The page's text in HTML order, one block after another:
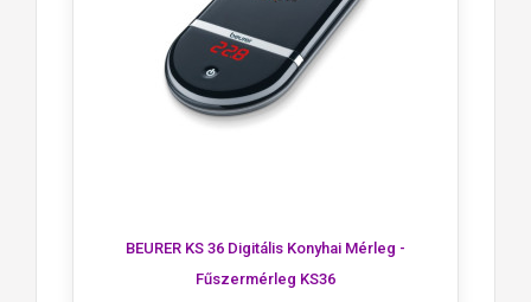
BEURER KS 36 Digitális Konyhai Mérleg -
Fűszermérleg KS36